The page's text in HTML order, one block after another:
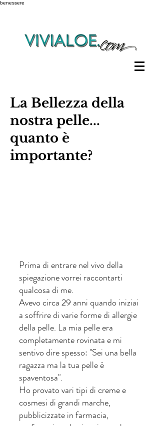
benessere
La Bellezza della
nostra pelle...
quanto è
importante?
Prima di entrare nel vivo della
spiegazione vorrei raccontarti
qualcosa di me.
Avevo circa 29 anni quando iniziai
a soffrire di varie forme di allergie
della pelle. La mia pelle era
completamente rovinata e mi
sentivo dire spesso: "Sei una bella
ragazza ma la tua pelle è
spaventosa".
Ho provato vari tipi di creme e
cosmesi di grandi marche,
pubblicizzate in farmacia,